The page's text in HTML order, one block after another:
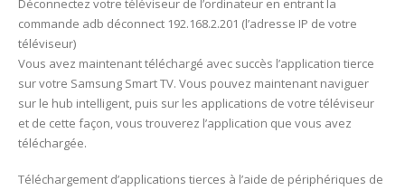
Déconnectez votre téléviseur de l’ordinateur en entrant la
commande adb déconnect 192.168.2.201 (l’adresse IP de votre
téléviseur)
Vous avez maintenant téléchargé avec succès l’application tierce
sur votre Samsung Smart TV. Vous pouvez maintenant naviguer
sur le hub intelligent, puis sur les applications de votre téléviseur
et de cette façon, vous trouverez l’application que vous avez
téléchargée.
Téléchargement d’applications tierces à l’aide de périphériques de